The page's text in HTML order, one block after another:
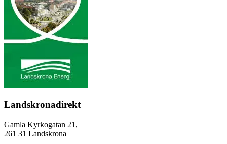
Landskronadirekt
Gamla Kyrkogatan 21,
261 31 Landskrona